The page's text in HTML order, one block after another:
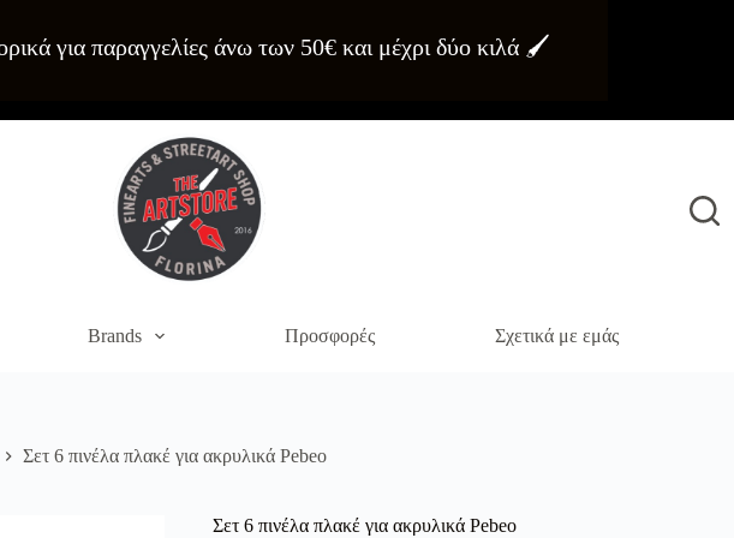
του site. Διαβάστε περισσότερα στοπολιτική απορρήτου.
για παραγγελίες άνω των 50€ και μέχρι δύο κιλά 🖌️
Brands Προσφορές Σχετικά με εμάς
Σετ 6 πινέλα πλακέ για ακρυλικά Pebeo
Σετ 6 πινέλα πλακέ για ακρυλικά Pebeo